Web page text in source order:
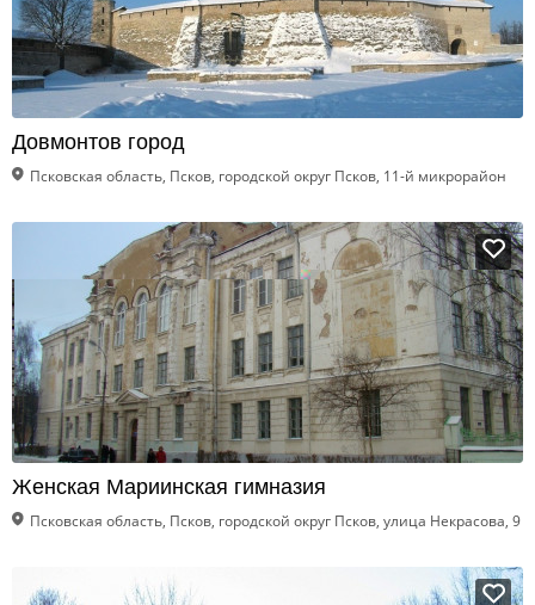
Довмонтов город
Псковская область, Псков, городской округ Псков, 11-й микрорайон
Женская Мариинская гимназия
Псковская область, Псков, городской округ Псков, улица Некрасова, 9